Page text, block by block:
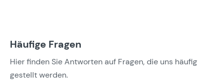
Häufige Fragen
Hier finden Sie Antworten auf Fragen, die uns häufig
gestellt werden.